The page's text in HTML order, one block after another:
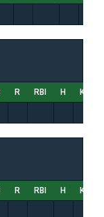
R RBI H K
R RBI H K